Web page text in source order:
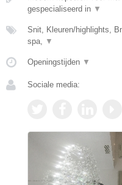
gespecialiseerd in ▼
Snit, Kleuren/highlights,
spa, ▼
Openingstijden ▼
Sociale media: